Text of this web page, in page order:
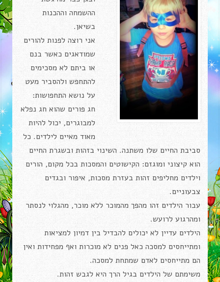
ההשמחה וההכנות
בשיאן.
אני רוצה לפנות להורים
שמודאגים כאשר בנם
או ביתם לא מסכימים
להתחפש ולהסביר מעט
על נושא התחפושות:
חג פורים שהוא חג נפלא
למבוגרים, יכול להיות
מאוד מאיים לילדים. כל
סביבת החיים שלו משתנה. השינוי בזהות ובשגרת החיים
הוא קיצוני ומוגזם: הקישוטים והמסכות בכל מקום, הורים
וילדים מחליפים זהות בעזרת מסכות, איפור ובגדים
צבעוניים.
עבור הילדים זהו מהפך מהמוכר ללא מוכר, מהגלוי לנסתר
ומהרגוע לרועש.
הילדים עדיין לא יכולים להבדיל בין דמיון למציאות
ומתייחסים למסכה כאל פנים לא מוכרות ואף מפחידות ואין
הם מתייחסים לאדם שמתחת למסכה.
משימתם של הילדים בגיל הרך היא לגבש זהות.